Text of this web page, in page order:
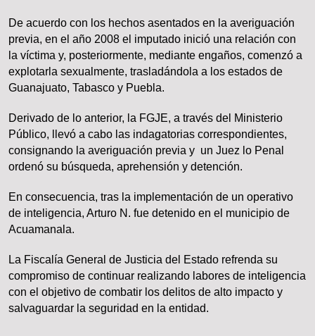
De acuerdo con los hechos asentados en la averiguación
previa, en el año 2008 el imputado inició una relación con
la víctima y, posteriormente, mediante engaños, comenzó a
explotarla sexualmente, trasladándola a los estados de
Guanajuato, Tabasco y Puebla.
Derivado de lo anterior, la FGJE, a través del Ministerio
Público, llevó a cabo las indagatorias correspondientes,
consignando la averiguación previa y un Juez lo Penal
ordenó su búsqueda, aprehensión y detención.
En consecuencia, tras la implementación de un operativo
de inteligencia, Arturo N. fue detenido en el municipio de
Acuamanala.
La Fiscalía General de Justicia del Estado refrenda su
compromiso de continuar realizando labores de inteligencia
con el objetivo de combatir los delitos de alto impacto y
salvaguardar la seguridad en la entidad.